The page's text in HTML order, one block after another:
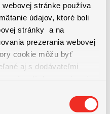
webovej stránke používa
údajov, ktoré boli
stránky a na
prezerania webovej
cookie môžu byť
aj s dodávateľmi
formátovanie pôsobia
na chyby, môže vás
nedostatok pozornosti k
až79 %
chyba v životopise
kvalifikovaného kandidáta.
dôkladne skontrolujte,